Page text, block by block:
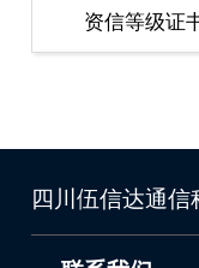
资信等级证
四川伍信达通信